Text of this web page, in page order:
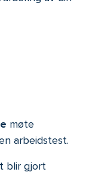
møte
arbeidstest.
blir gjort